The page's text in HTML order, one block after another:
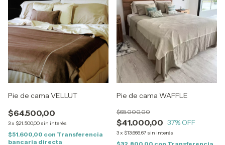
Pie de cama VELLUT
$64.500,00
3x $21.500,00 sin interés
$51.600,00 con Transferencia
bancaria directa
Pie de cama WAFFLE
$41.000,00
$65.000,00
37% OFF
3x $13.666,67 sin interés